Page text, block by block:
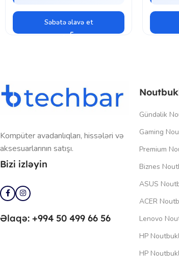
Səbətə əlavə et
Kompüter avadanlıqları, hissələri və
aksesuarlarının satışı.
Bizi izləyin
Əlaqə: +994 50 499 66 56
Gündəlik
Gaming
Premium
Biznes
ASUS
ACER
Lenovo
HP
HP